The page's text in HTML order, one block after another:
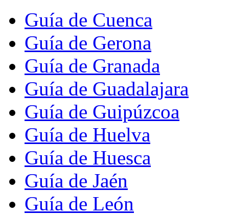
Guía de Cuenca
Guía de Gerona
Guía de Granada
Guía de Guadalajara
Guía de Guipúzcoa
Guía de Huelva
Guía de Huesca
Guía de Jaén
Guía de León